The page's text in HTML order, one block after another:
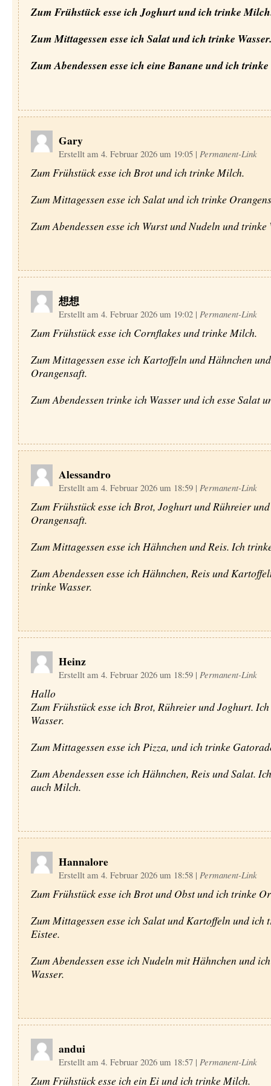
Zum Frühstück esse ich Joghurt und ich trinke
Zum Mittagessen esse ich Salat und ich trinke Wasser.
Zum Abendessen esse ich eine Banane und ich trinke
Gary
Erstellt am 4. Februar 2026 um 19:05 | Permanent-Link
Zum Frühstück esse ich Brot und ich trinke Milch.
Zum Mittagessen esse ich Salat und ich trinke
Zum Abendessen esse ich Wurst und Nudeln und trinke
想想
Erstellt am 4. Februar 2026 um 19:02 | Permanent-Link
Zum Frühstück esse ich Cornflakes und trinke Milch.
Zum Mittagessen esse ich Kartoffeln und Hähnchen
Orangensaft.
Zum Abendessen trinke ich Wasser und ich esse Salat
Alessandro
Erstellt am 4. Februar 2026 um 18:59 | Permanent-Link
Zum Frühstück esse ich Brot, Joghurt und Rühreier
Orangensaft.
Zum Mittagessen esse ich Hähnchen und Reis. Ich
Zum Abendessen esse ich Hähnchen, Reis und
trinke Wasser.
Heinz
Erstellt am 4. Februar 2026 um 18:59 | Permanent-Link
Hallo
Zum Frühstück esse ich Brot, Rühreier und Joghurt.
Wasser.
Zum Mittagessen esse ich Pizza, und ich trinke
Zum Abendessen esse ich Hähnchen, Reis und Salat.
auch Milch.
Hannalore
Erstellt am 4. Februar 2026 um 18:58 | Permanent-Link
Zum Frühstück esse ich Brot und Obst und ich trinke
Zum Mittagessen esse ich Salat und Kartoffeln und ich
Eistee.
Zum Abendessen esse ich Nudeln mit Hähnchen und
Wasser.
andui
Erstellt am 4. Februar 2026 um 18:57 | Permanent-Link
Zum Frühstück esse ich ein Ei und ich trinke Milch.